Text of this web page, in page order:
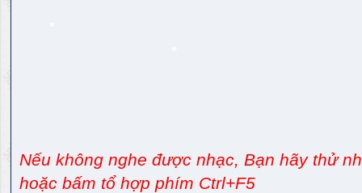
Nếu không nghe được nhạc, Bạn hãy thử
hoặc bấm tổ hợp phím Ctrl+F5